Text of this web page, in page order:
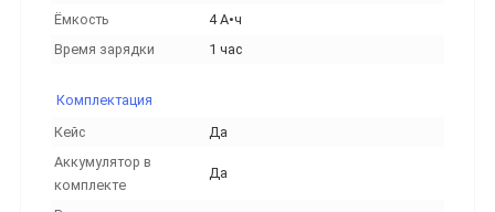
Ёмкость
4 А•ч
Время зарядки
1 час
Комплектация
Кейс
Да
Аккумулятор в
комплекте
Да